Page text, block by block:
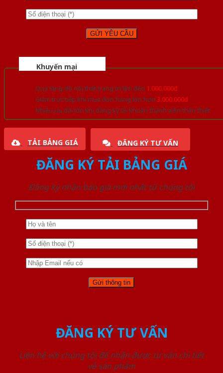
Khuyến mại
Quà tặng đồ nội thất trang trí lên đến 1.000.000đ
Giảm trực tiếp khi mua đơn hàng lớn hơn 3.000.000đ
Nhiều ưu đãi lớn khi đăng ký tài khoản thành viên thân thiết
TẢI BẢNG GIÁ ĐĂNG KÝ TƯ VẤN
ĐĂNG KÝ TẢI BẢNG GIÁ
Đăng ký nhận báo giá mới nhất từ chúng tôi
ĐĂNG KÝ TƯ VẤN
Liên hệ với chúng tôi để nhận được tư vấn chi tiết
về sản phẩm